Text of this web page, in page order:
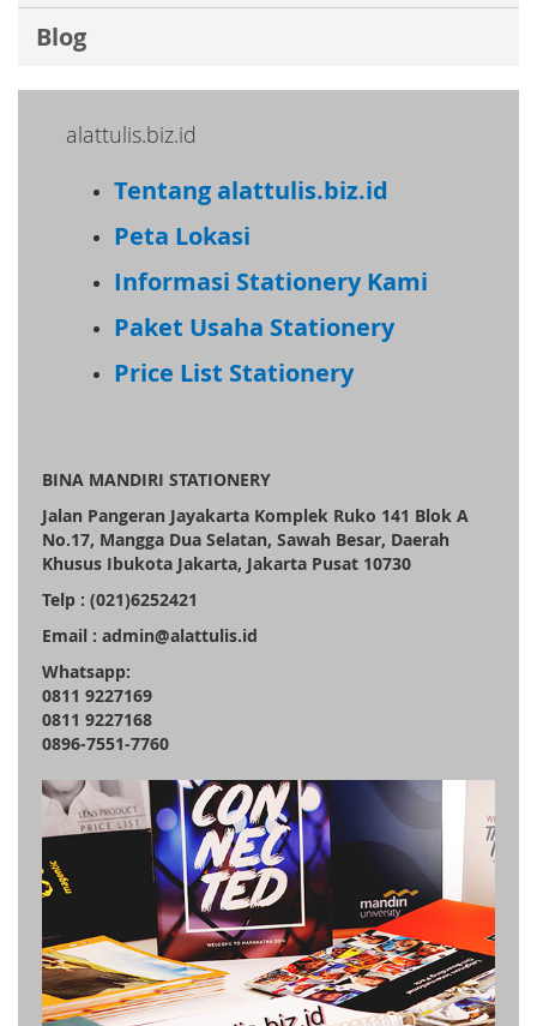
e
rBlog
alattulis.biz.id
Tentang alattulis.biz.id
Peta Lokasi
Informasi Stationery Kami
Paket Usaha Stationery
Price List Stationery
BINA MANDIRI STATIONERY
Jalan Pangeran Jayakarta Komplek Ruko 141 Blok A
No.17, Mangga Dua Selatan, Sawah Besar, Daerah
Khusus Ibukota Jakarta, Jakarta Pusat 10730
Telp : (021)6252421
Email : admin@alattulis.id
Whatsapp:
0811 9227169
0811 9227168
0896-7551-7760